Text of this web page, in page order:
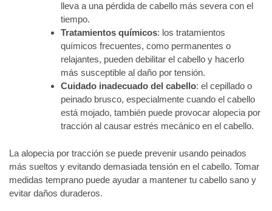
lleva a una pérdida de cabello más severa con el
tiempo.
Tratamientos químicos: los tratamientos
químicos frecuentes, como permanentes o
relajantes, pueden debilitar el cabello y hacerlo
más susceptible al daño por tensión.
Cuidado inadecuado del cabello: el cepillado o
peinado brusco, especialmente cuando el cabello
está mojado, también puede provocar alopecia por
tracción al causar estrés mecánico en el cabello.
La alopecia por tracción se puede prevenir usando peinados
más sueltos y evitando demasiada tensión en el cabello. Tomar
medidas temprano puede ayudar a mantener tu cabello sano y
evitar daños duraderos.